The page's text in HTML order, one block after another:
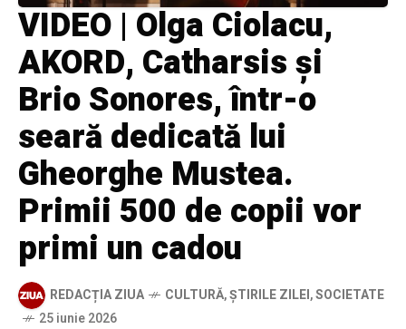
VIDEO | Olga Ciolacu,
AKORD, Catharsis și
Brio Sonores, într-o
seară dedicată lui
Gheorghe Mustea.
Primii 500 de copii vor
primi un cadou
REDACȚIA ZIUA CULTURĂ,ȘTIRILE ZILEI,SOCIETATE
25 iunie 2026